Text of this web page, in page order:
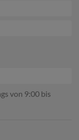
von 9:00 bis